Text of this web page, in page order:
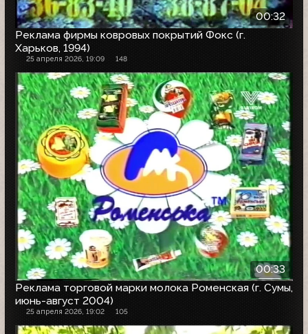
00:32
Реклама фирмы ковровых покрытий Фокс (г.
Харьков, 1994)
25 апреля 2026, 19:09 148
00:33
Реклама торговой марки молока Роменская (г. Сумы,
июнь-август 2004)
25 апреля 2026, 19:02 105